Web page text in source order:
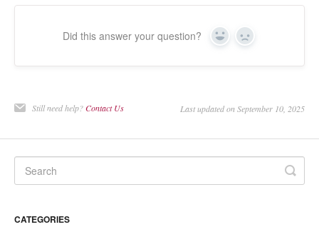
Did this answer your question? Yes No
Still need help?Contact Us Last updated on September 10, 2025
CATEGORIES